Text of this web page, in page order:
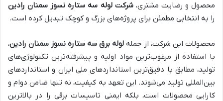
محصول و رضایت مشتری،شرکت لوله سه ستاره نسوز سمنان رادین
را به انتخابی مطمئن برای پروژه‌های بزرگ و کوچک تبدیل کرده است.
محصولات این شرکت، از جمله لوله برق سه ستاره نسوز سمنان رادین،
با استفاده از مرغوب‌ترین مواد اولیه و پیشرفته‌ترین تکنولوژی‌های
تولید، مطابق با دقیق‌ترین استانداردهای ملی ایران و استانداردهای
بین‌المللی تولید می‌شوند. این تعهد به کیفیت، نه تنها ضامن دوام و
کارایی محصولات است، بلکه ایمنی تاسیسات برقی را در بالاترین